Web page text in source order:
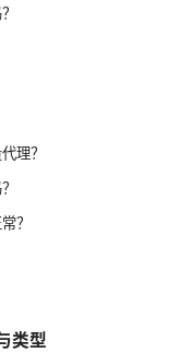
理？
？
类型